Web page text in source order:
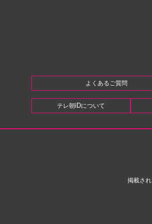
よくあるご質問
テレ朝iDについて
掲載さ